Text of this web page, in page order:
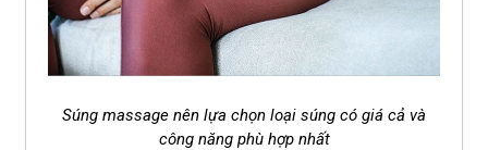
Súng massage nên lựa chọn loại súng có giá cả và
công năng phù hợp nhất